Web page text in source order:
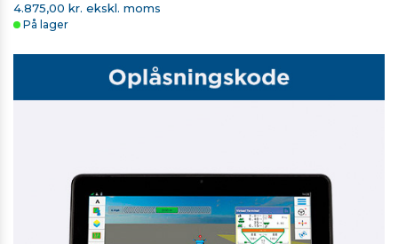
4.875,00 kr. ekskl. moms
På lager